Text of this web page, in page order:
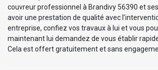
couvreur professionnel à Brandivy 56390 et
avoir une prestation de qualité avec
entreprise, confiez vos travaux à lui et vous
maintenant lui demandez de vous établir
Cela est offert gratuitement et sans